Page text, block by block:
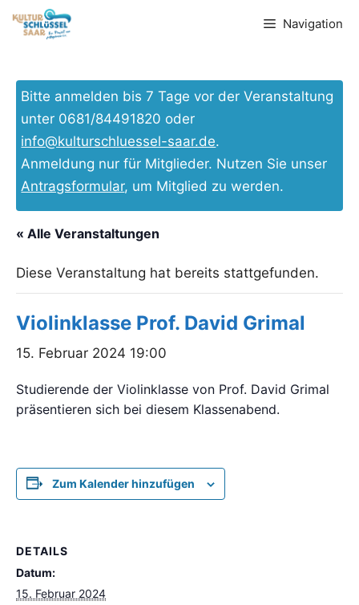
Inhalt
Navigation
Bitte anmelden bis 7 Tage vor der Veranstaltung
unter 0681/84491820 oder
info@kulturschluessel-saar.de.
Anmeldung nur für Mitglieder. Nutzen Sie unser
Antragsformular, um Mitglied zu werden.
« Alle Veranstaltungen
Diese Veranstaltung hat bereits stattgefunden.
Violinklasse Prof. David Grimal
15. Februar 2024 19:00
Studierende der Violinklasse von Prof. David Grimal
präsentieren sich bei diesem Klassenabend.
Zum Kalender hinzufügen
DETAILS
Datum:
15. Februar 2024